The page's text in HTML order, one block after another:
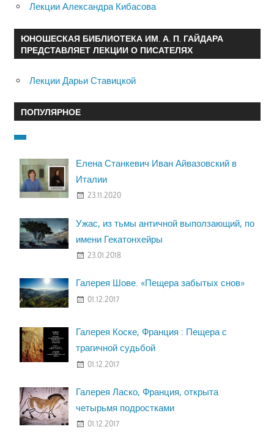
Лекции Александра Кибасова
ЮНОШЕСКАЯ БИБЛИОТЕКА ИМ. А. П. ГАЙДАРА
ПРЕДСТАВЛЯЕТ ЛЕКЦИИ О ПИСАТЕЛЯХ
Лекции Дарьи Ставицкой
ПОПУЛЯРНОЕ
Елена Станкевич Иван Айвазовский в
Италии
23.11.2020
Ужас, из тьмы античной выползающий, по
имени Гекатонхейры
23.01.2018
Галерея Шове. «Пещера забытых снов»
01.12.2017
Галерея Коске, Франция : Пещера с
трагичной судьбой
01.12.2017
Галерея Ласко, Франция, открыта
четырьмя подростками
01.12.2017